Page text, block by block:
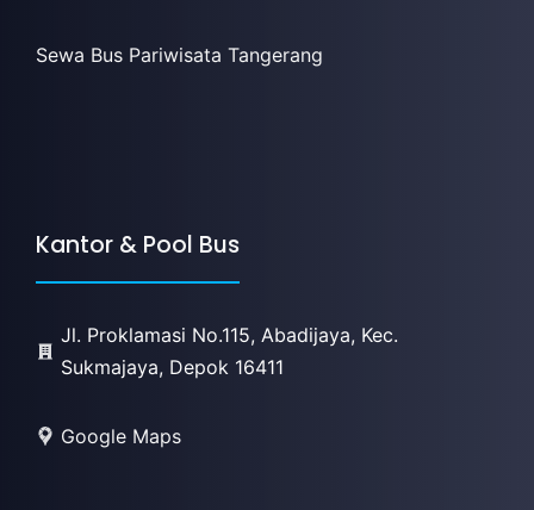
Sewa Bus Pariwisata Tangerang
Kantor & Pool Bus
Jl. Proklamasi No.115, Abadijaya, Kec.
Sukmajaya, Depok 16411
Google Maps